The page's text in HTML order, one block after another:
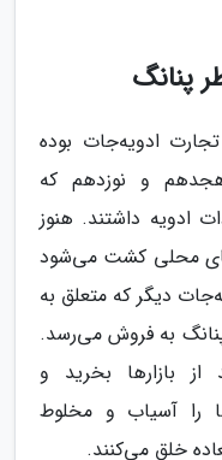
پنانگ
ادویه‌جات بوده
و نوزدهم که
ادویه داشتند. هنوز
محلی کشت می‌شود
دیگر که متعلق به
پنانگ به فروش می‌رسد.
از بازارها بخرید و
را آسیاب و مخلوط
خلق می‌کنند.